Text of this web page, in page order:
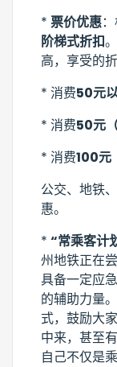
* 票价优惠
阶梯式折扣
高，享受的
* 消费50元
* 消费50元
* 消费100元
公交、地铁
惠。
* “常乘客计
州地铁正在
具备一定应
的辅助力量
式，鼓励大
中来，甚至
自己不仅是